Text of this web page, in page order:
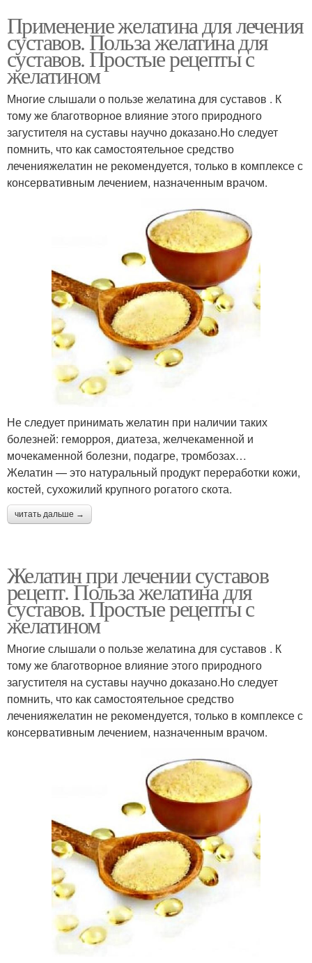
Применение желатина для лечения
суставов. Польза желатина для
суставов. Простые рецепты с
желатином
Многие слышали о пользе желатина для суставов . К
тому же благотворное влияние этого природного
загустителя на суставы научно доказано.Но следует
помнить, что как самостоятельное средство
леченияжелатин не рекомендуется, только в комплексе с
консервативным лечением, назначенным врачом.
Не следует принимать желатин при наличии таких
болезней: геморроя, диатеза, желчекаменной и
мочекаменной болезни, подагре, тромбозах…
Желатин — это натуральный продукт переработки кожи,
костей, сухожилий крупного рогатого скота.
читать дальше →
Желатин при лечении суставов
рецепт. Польза желатина для
суставов. Простые рецепты с
желатином
Многие слышали о пользе желатина для суставов . К
тому же благотворное влияние этого природного
загустителя на суставы научно доказано.Но следует
помнить, что как самостоятельное средство
леченияжелатин не рекомендуется, только в комплексе с
консервативным лечением, назначенным врачом.